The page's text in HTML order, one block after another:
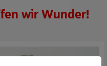
wir Wunder!